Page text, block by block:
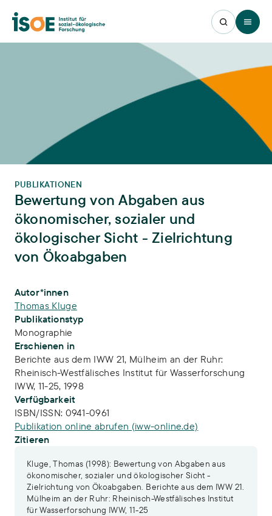
Open
PUBLIKATIONEN
Bewertung von Abgaben aus
ökonomischer, sozialer und
ökologischer Sicht - Zielrichtung
von Ökoabgaben
Publikations-Infos
Autor*innen
Thomas Kluge
Publikationstyp
Monographie
Erschienen in
Berichte aus dem IWW 21, Mülheim an der Ruhr:
Rheinisch-Westfälisches Institut für Wasserforschung
IWW, 11-25, 1998
Verfügbarkeit
ISBN/ISSN: 0941-0961
Publikation online abrufen (iww-online.de)
Zitieren
Kluge, Thomas (1998): Bewertung von Abgaben aus
ökonomischer, sozialer und ökologischer Sicht -
Zielrichtung von Ökoabgaben. Berichte aus dem IWW 21.
Mülheim an der Ruhr: Rheinisch-Westfälisches Institut
für Wasserforschung IWW, 11-25